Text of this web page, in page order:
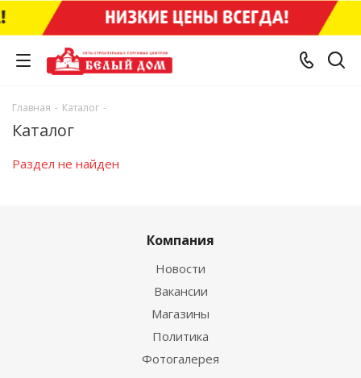
Главная - Каталог -
Каталог
Раздел не найден
Компания
Новости
Вакансии
Магазины
Политика
Фотогалерея